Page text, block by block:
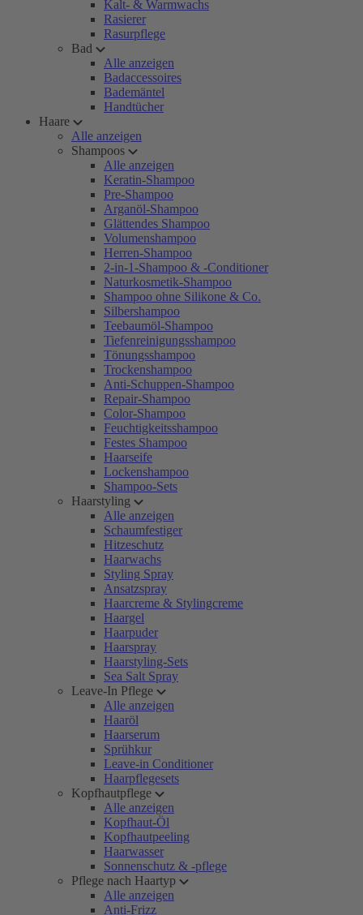
Kalt- & Warmwachs
Rasierer
Rasurpflege
Bad
Alle anzeigen
Badaccessoires
Bademäntel
Handtücher
Haare
Alle anzeigen
Shampoos
Alle anzeigen
Keratin-Shampoo
Pre-Shampoo
Arganöl-Shampoo
Glättendes Shampoo
Volumenshampoo
Herren-Shampoo
2-in-1-Shampoo & -Conditioner
Naturkosmetik-Shampoo
Shampoo ohne Silikone & Co.
Silbershampoo
Teebaumöl-Shampoo
Tiefenreinigungsshampoo
Tönungsshampoo
Trockenshampoo
Anti-Schuppen-Shampoo
Repair-Shampoo
Color-Shampoo
Feuchtigkeitsshampoo
Festes Shampoo
Haarseife
Lockenshampoo
Shampoo-Sets
Haarstyling
Alle anzeigen
Schaumfestiger
Hitzeschutz
Haarwachs
Styling Spray
Ansatzspray
Haarcreme & Stylingcreme
Haargel
Haarpuder
Haarspray
Haarstyling-Sets
Sea Salt Spray
Leave-In Pflege
Alle anzeigen
Haaröl
Haarserum
Sprühkur
Leave-in Conditioner
Haarpflegesets
Kopfhautpflege
Alle anzeigen
Kopfhaut-Öl
Kopfhautpeeling
Haarwasser
Sonnenschutz & -pflege
Pflege nach Haartyp
Alle anzeigen
Anti-Frizz